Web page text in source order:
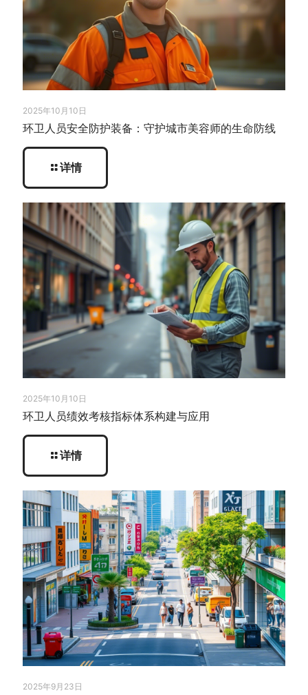
2025年10月10日
环卫人员安全防护装备：守护城市美容师的生命防线
详情
2025年10月10日
环卫人员绩效考核指标体系构建与应用
详情
2025年9月23日